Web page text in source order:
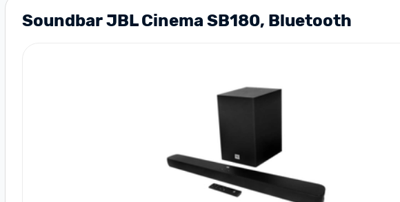
Soundbar JBL Cinema SB180, Bluetooth